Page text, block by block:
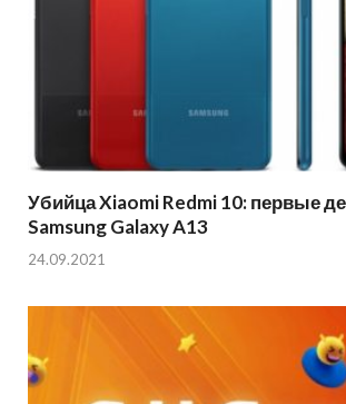
Убийца Xiaomi Redmi 10: первые
Samsung Galaxy A13
24.09.2021